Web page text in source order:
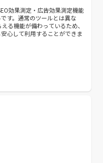
効果測定・広告効果測定機能
す。通常のツールとは異な
る機能が備わっているため、
心して利用することができま